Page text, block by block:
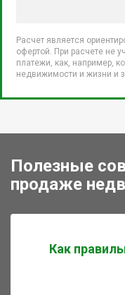
Расчет является
офертой. При расчете не
платежи, как, например,
недвижимости и жизни и
Полезные
продаже
Как